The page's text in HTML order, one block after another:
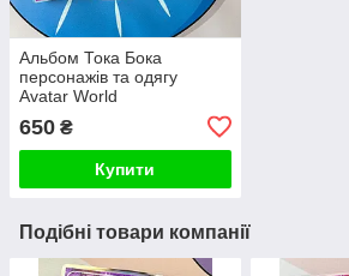
Альбом Тока Бока
персонажів та одягу
Avatar World
650 ₴
Купити
Подібні товари компанії